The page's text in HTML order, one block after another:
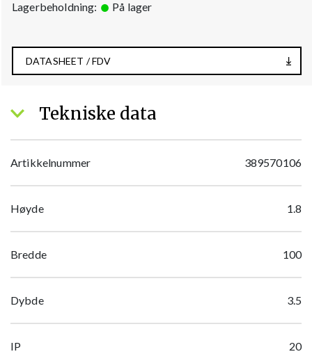
Lagerbeholdning: På lager
DATASHEET / FDV
Tekniske data
Artikkelnummer 389570106
Høyde 1.8
Bredde 100
Dybde 3.5
IP 20